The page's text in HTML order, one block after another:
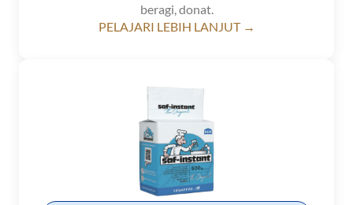
beragi, donat.
PELAJARI LEBIH LANJUT →